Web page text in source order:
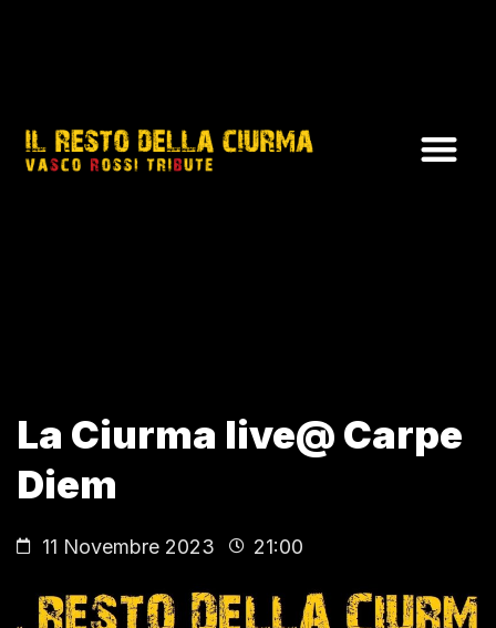
La Ciurma live@ Carpe
Diem
11 Novembre 2023 21:00